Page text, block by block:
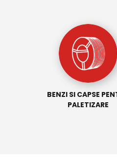
BENZI SI CAPSE
PALETIZARE